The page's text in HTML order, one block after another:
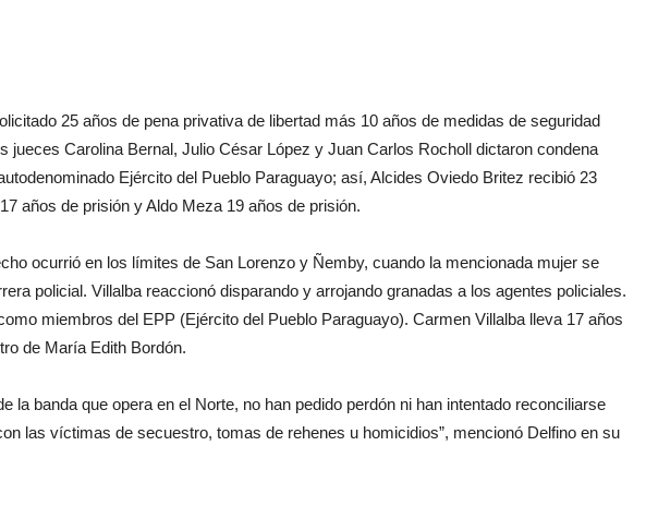
25 años de pena privativa de libertad más 10 años de medidas de seguridad
jueces Carolina Bernal, Julio César López y Juan Carlos Rocholl dictaron condena
Ejército del Pueblo Paraguayo; así, Alcides Oviedo Britez recibió 23
años de prisión y Aldo Meza 19 años de prisión.
ocurrió en los límites de San Lorenzo y Ñemby, cuando la mencionada mujer se
policial. Villalba reaccionó disparando y arrojando granadas a los agentes policiales.
miembros del EPP (Ejército del Pueblo Paraguayo). Carmen Villalba lleva 17 años
de María Edith Bordón.
la banda que opera en el Norte, no han pedido perdón ni han intentado reconciliarse
las víctimas de secuestro, tomas de rehenes u homicidios”, mencionó Delfino en su